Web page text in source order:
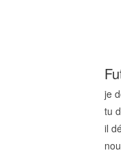
je
tu
il